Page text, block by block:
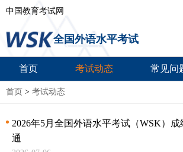
中国教育考试网
全国外语水平考试
首页 考试动态 常见问
首页 > 考试动态
2026年5月全国外语水平考试（WSK）
通